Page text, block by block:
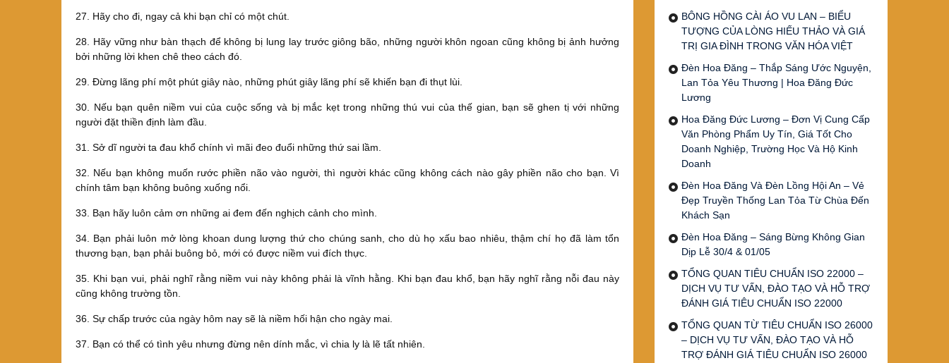
27. Hãy cho đi, ngay cả khi bạn chỉ có một chút.
28. Hãy vững như bàn thạch để không bị lung lay trước giông bão, những người khôn ngoan cũng không bị ảnh hưởng
bởi những lời khen chê theo cách đó.
29. Đừng lãng phí một phút giây nào, những phút giây lãng phí sẽ khiến bạn đi thụt lùi.
30. Nếu bạn quên niềm vui của cuộc sống và bị mắc kẹt trong những thú vui của thế gian, bạn sẽ ghen tị với những
người đặt thiền định làm đầu.
31. Sở dĩ người ta đau khổ chính vì mãi đeo đuổi những thứ sai lầm.
32. Nếu bạn không muốn rước phiền não vào người, thì người khác cũng không cách nào gây phiền não cho bạn. Vì
chính tâm bạn không buông xuống nổi.
33. Bạn hãy luôn cảm ơn những ai đem đến nghịch cảnh cho mình.
34. Bạn phải luôn mở lòng khoan dung lượng thứ cho chúng sanh, cho dù họ xấu bao nhiêu, thậm chí họ đã làm tổn
thương bạn, bạn phải buông bỏ, mới có được niềm vui đích thực.
35. Khi bạn vui, phải nghĩ rằng niềm vui này không phải là vĩnh hằng. Khi bạn đau khổ, bạn hãy nghĩ rằng nỗi đau này
cũng không trường tồn.
36. Sự chấp trước của ngày hôm nay sẽ là niềm hối hận cho ngày mai.
37. Bạn có thể có tình yêu nhưng đừng nên dính mắc, vì chia ly là lẽ tất nhiên.
BÔNG HỒNG CÀI ÁO VU LAN – BIỂU
TƯỢNG CỦA LÒNG HIẾU THẢO VÀ GIÁ
TRỊ GIA ĐÌNH TRONG VĂN HÓA VIỆT
Đèn Hoa Đăng – Thắp Sáng Ước Nguyện,
Lan Tỏa Yêu Thương | Hoa Đăng Đức
Lương
Hoa Đăng Đức Lương – Đơn Vị Cung Cấp
Văn Phòng Phẩm Uy Tín, Giá Tốt Cho
Doanh Nghiệp, Trường Học Và Hộ Kinh
Doanh
Đèn Hoa Đăng Và Đèn Lồng Hội An – Vẻ
Đẹp Truyền Thống Lan Tỏa Từ Chùa Đến
Khách Sạn
Đèn Hoa Đăng – Sáng Bừng Không Gian
Dịp Lễ 30/4 & 01/05
TỔNG QUAN TIÊU CHUẨN ISO 22000 –
DỊCH VỤ TƯ VẤN, ĐÀO TẠO VÀ HỖ TRỢ
ĐÁNH GIÁ TIÊU CHUẨN ISO 22000
TỔNG QUAN TỪ TIÊU CHUẨN ISO 26000
– DỊCH VỤ TƯ VẤN, ĐÀO TẠO VÀ HỖ
TRỢ ĐÁNH GIÁ TIÊU CHUẨN ISO 26000